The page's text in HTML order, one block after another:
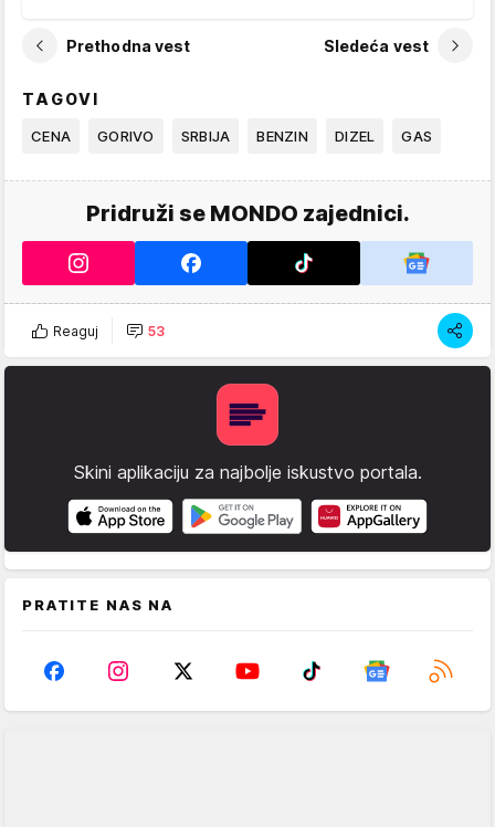
Prethodna vest Sledeća vest
TAGOVI
CENA GORIVO SRBIJA BENZIN DIZEL GAS
Pridruži se MONDO zajednici.
Reaguj 53
Skini aplikaciju za najbolje iskustvo portala.
PRATITE NAS NA